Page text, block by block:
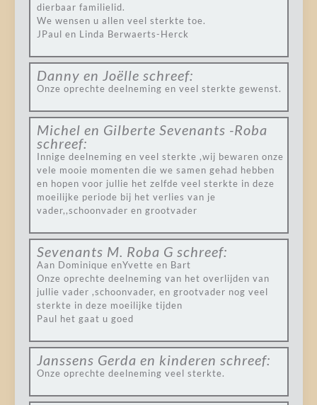
dierbaar familielid.
We wensen u allen veel sterkte toe.
JPaul en Linda Berwaerts-Herck
Danny en Joëlle schreef:
Onze oprechte deelneming en veel sterkte gewenst.
Michel en Gilberte Sevenants -Roba
schreef:
Innige deelneming en veel sterkte ,wij bewaren onze
vele mooie momenten die we samen gehad hebben
en hopen voor jullie het zelfde veel sterkte in deze
moeilijke periode bij het verlies van je
vader,,schoonvader en grootvader
Sevenants M. Roba G schreef:
Aan Dominique enYvette en Bart
Onze oprechte deelneming van het overlijden van
jullie vader ,schoonvader, en grootvader nog veel
sterkte in deze moeilijke tijden
Paul het gaat u goed
Janssens Gerda en kinderen schreef:
Onze oprechte deelneming veel sterkte.